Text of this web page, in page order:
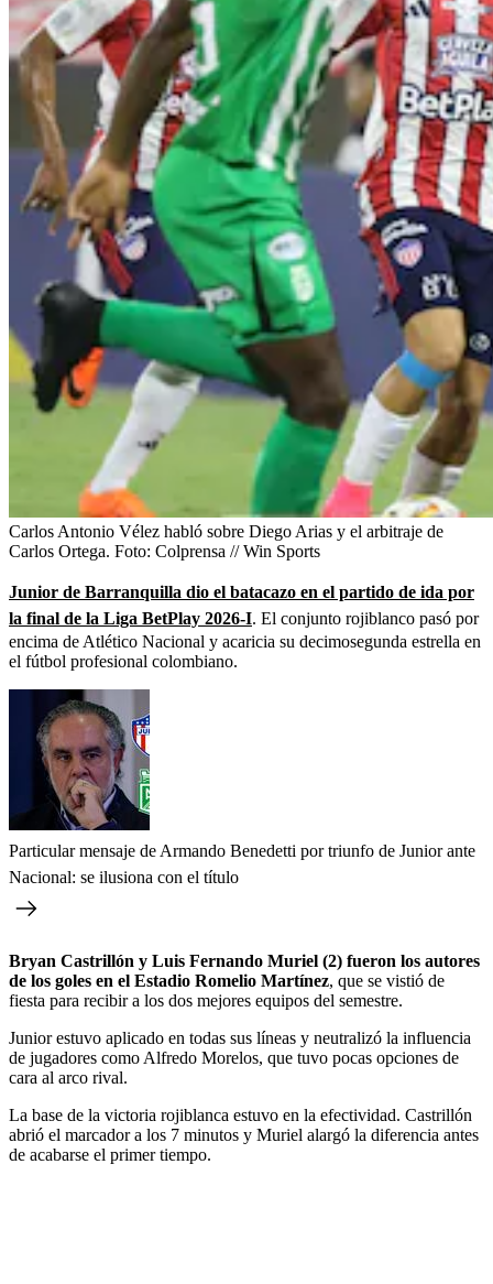
Carlos Antonio Vélez habló sobre Diego Arias y el arbitraje de
Carlos Ortega. Foto: Colprensa // Win Sports
Junior de Barranquilla dio el batacazo en el partido de ida por
la final de la Liga BetPlay 2026-I. El conjunto rojiblanco pasó por
encima de Atlético Nacional y acaricia su decimosegunda estrella en
el fútbol profesional colombiano.
Particular mensaje de Armando Benedetti por triunfo de Junior ante
Nacional: se ilusiona con el título
Bryan Castrillón y Luis Fernando Muriel (2) fueron los autores
de los goles en el Estadio Romelio Martínez, que se vistió de
fiesta para recibir a los dos mejores equipos del semestre.
Junior estuvo aplicado en todas sus líneas y neutralizó la influencia
de jugadores como Alfredo Morelos, que tuvo pocas opciones de
cara al arco rival.
La base de la victoria rojiblanca estuvo en la efectividad. Castrillón
abrió el marcador a los 7 minutos y Muriel alargó la diferencia antes
de acabarse el primer tiempo.